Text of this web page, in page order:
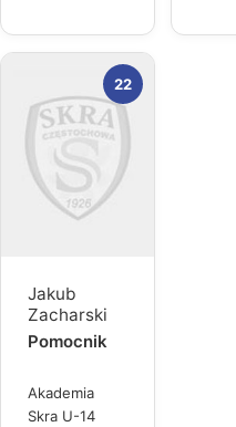
22
Jakub
Zacharski
Pomocnik
Akademia
Skra U-14